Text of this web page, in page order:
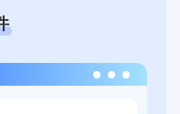
场
午
2